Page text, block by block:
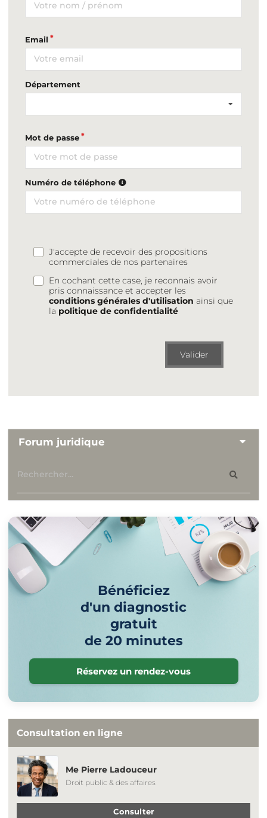
Email
Département
Mot de passe
Numéro de téléphone
J'accepte de recevoir des propositions
commerciales de nos partenaires
En cochant cette case, je reconnais avoir
pris connaissance et accepter les
conditions générales d'utilisation ainsi que
la politique de confidentialité
Valider
Forum juridique
Bénéficiez
d'un diagnostic
gratuit
de 20 minutes
Réservez un rendez-vous
Consultation en ligne
Me Pierre Ladouceur
Droit public & des affaires
Consulter